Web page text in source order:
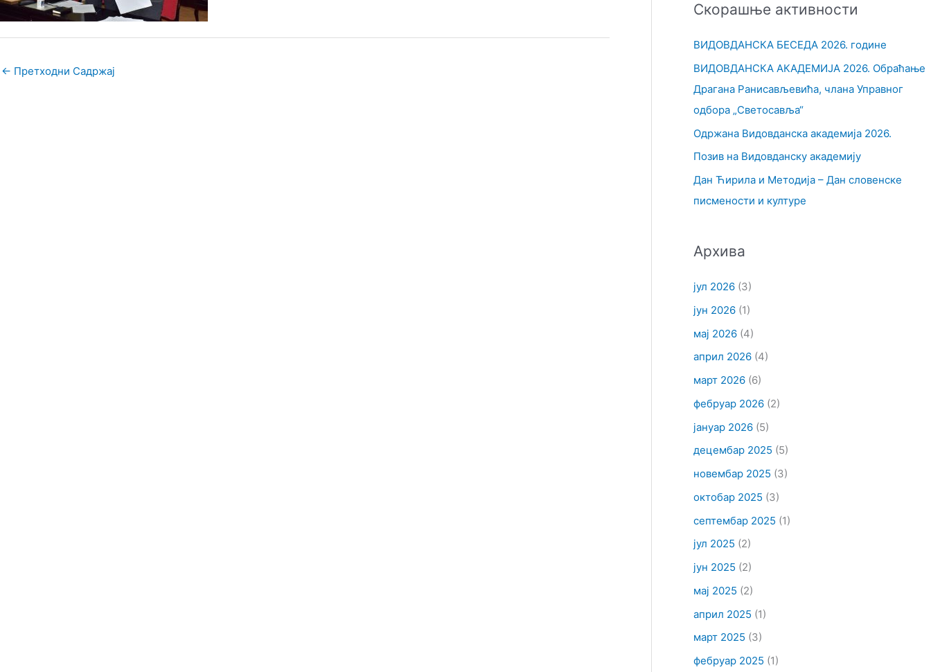
← Претходни Садржај
т
р
а
:
Скорашње активности
ВИДОВДАНСКА БЕСЕДА 2026. године
ВИДОВДАНСКА АКАДЕМИЈА 2026. Обраћање
Драгана Ранисављевића, члана Управног
одбора „Светосавља“
Одржана Видовданска академија 2026.
Позив на Видовданску академију
Дан Ћирила и Методија – Дан словенске
писмености и културе
Архива
јул 2026(3)
јун 2026(1)
мај 2026(4)
април 2026(4)
март 2026(6)
фебруар 2026(2)
јануар 2026(5)
децембар 2025 (5)
новембар 2025 (3)
октобар 2025 (3)
септембар 2025 (1)
јул 2025 (2)
јун 2025 (2)
мај 2025 (2)
април 2025 (1)
март 2025 (3)
фебруар 2025 (1)